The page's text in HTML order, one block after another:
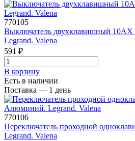
770105
Выключатель двухклавишный
Legrand. Valena
591 ₽
В корзинy
Есть в наличии
Поставка — 1 день
770106
Переключатель проходной
Legrand. Valena